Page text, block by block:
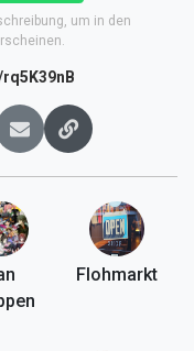
um in den
Flohmarkt